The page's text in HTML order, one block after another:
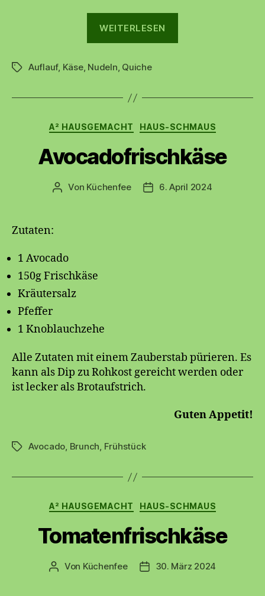
WEITERLESEN
Schlagwörter
Auflauf, Käse, Nudeln, Quiche
Kategorien
A² HAUSGEMACHT HAUS-SCHMAUS
Avocadofrischkäse
Beitragsautor
Von Küchenfee Beitragsdatum
6. April 2024
Zutaten:
1 Avocado
150g Frischkäse
Kräutersalz
Pfeffer
1 Knoblauchzehe
Alle Zutaten mit einem Zauberstab pürieren. Es
kann als Dip zu Rohkost gereicht werden oder
ist lecker als Brotaufstrich.
Guten Appetit!
Schlagwörter
Avocado, Brunch, Frühstück
Kategorien
A² HAUSGEMACHT HAUS-SCHMAUS
Tomatenfrischkäse
Beitragsautor
Von Küchenfee Beitragsdatum
30. März 2024